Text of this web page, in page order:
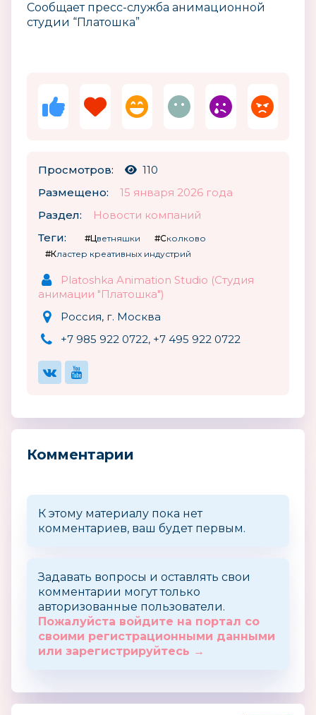
Сообщает пресс-служба анимационной
студии “Платошка”
Просмотров:
110
Размещено:
15 января 2026 года
Раздел:
Новости компаний
Теги:
#Цветняшки
#Сколково
#Кластер креативных индустрий
Platoshka Animation Studio (Студия
анимации "Платошка")
Россия, г. Москва
+7 985 922 0722, +7 495 922 0722
Комментарии
К этому материалу пока нет
комментариев, ваш будет первым.
Задавать вопросы и оставлять свои
комментарии могут только
авторизованные пользователи.
Пожалуйста войдите на портал со
своими регистрационными данными
или зарегистрируйтесь →